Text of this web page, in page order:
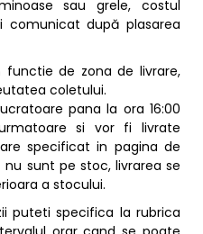
sau grele, costul
comunicat după plasarea
functie de zona de livrare,
coletului.
pana la ora 16:00
si vor fi livrate
specificat in pagina de
sunt pe stoc, livrarea se
a stocului.
puteti specifica la rubrica